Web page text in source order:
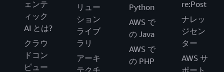
ェンテ
ィック
AI とは?
クラウ
ドコン
ピュー
リュー
ション
ライブ
ラリ
アーキ
Python
AWS で
の Java
AWS で
の PHP
re:Post
ナレッ
ジセン
ター
AWS サ